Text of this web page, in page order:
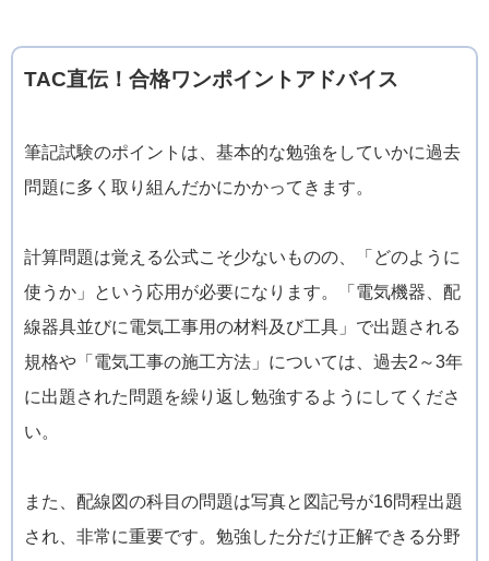
TAC直伝！合格ワンポイントアドバイス
筆記試験のポイントは、基本的な勉強をしていかに過去
問題に多く取り組んだかにかかってきます。
計算問題は覚える公式こそ少ないものの、「どのように
使うか」という応用が必要になります。「電気機器、配
線器具並びに電気工事用の材料及び工具」で出題される
規格や「電気工事の施工方法」については、過去2～3年
に出題された問題を繰り返し勉強するようにしてくださ
い。
また、配線図の科目の問題は写真と図記号が16問程出題
され、非常に重要です。勉強した分だけ正解できる分野